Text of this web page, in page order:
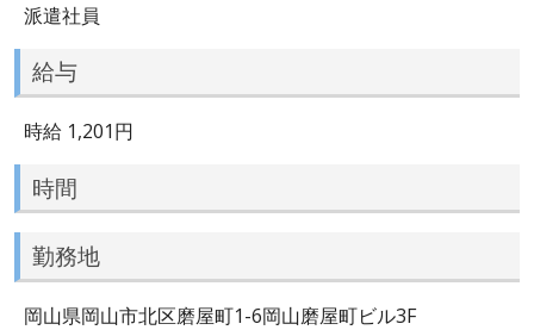
派遣社員
給与
時給 1,201円
時間
勤務地
岡山県岡山市北区磨屋町1-6岡山磨屋町ビル3F